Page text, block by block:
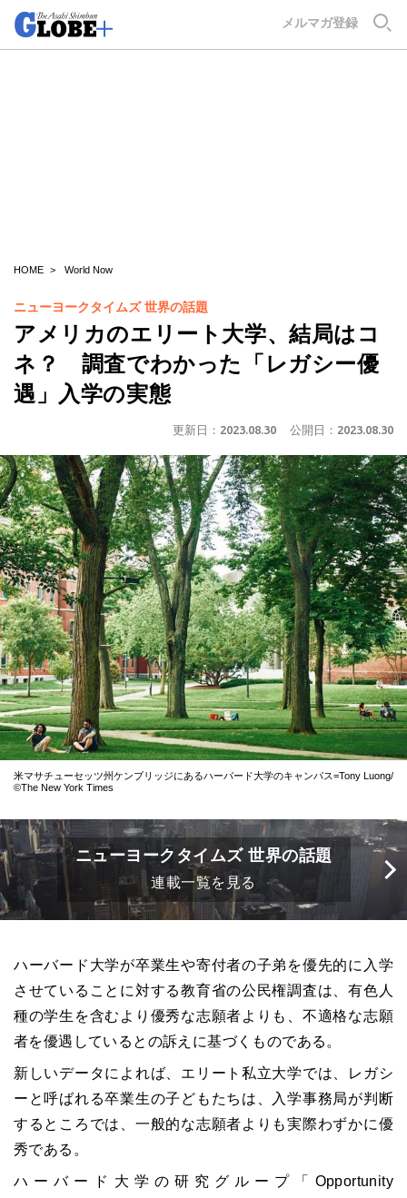
メルマガ登録
HOME World Now
ニューヨークタイムズ 世界の話題
アメリカのエリート大学、結局はコ
ネ？ 調査でわかった「レガシー優
遇」入学の実態
更新日： 2023.08.30 公開日： 2023.08.30
米マサチューセッツ州ケンブリッジにあるハーバード大学のキャンパス=Tony Luong/
©The New York Times
ニューヨークタイムズ 世界の話題
連載一覧を見る
ハーバード大学が卒業生や寄付者の子弟を優先的に入学
させていることに対する教育省の公民権調査は、有色人
種の学生を含むより優秀な志願者よりも、不適格な志願
者を優遇しているとの訴えに基づくものである。
新しいデータによれば、エリート私立大学では、レガシ
ーと呼ばれる卒業生の子どもたちは、入学事務局が判断
するところでは、一般的な志願者よりも実際わずかに優
秀である。
ハーバード大学の研究グループ「Opportunity